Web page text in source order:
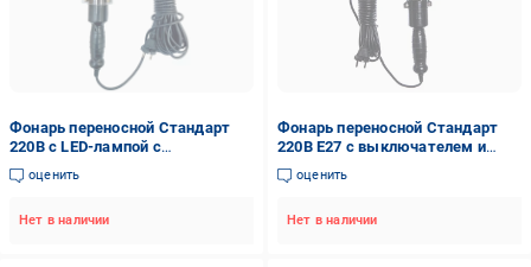
Фонарь переносной Стандарт
220В с LED-лампой с
выключателем и крюком 10 м
(PGS-10M)
оценить
Нет в наличии
Фонарь переносной Стандарт
220В E27 с выключателем и
крюком 10 м (ПЕР10С)
оценить
Нет в наличии